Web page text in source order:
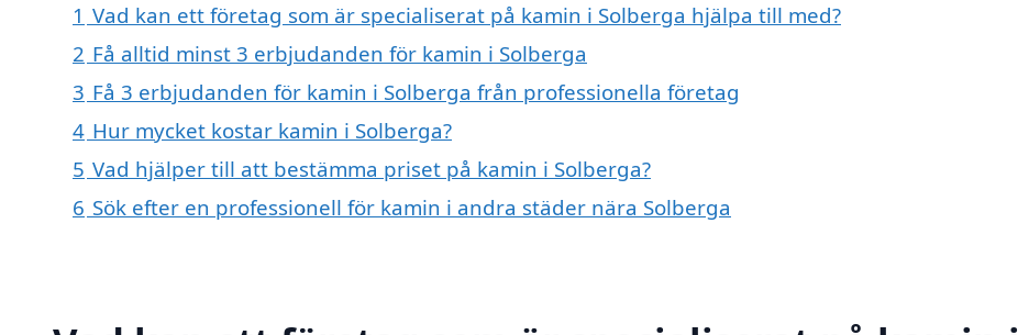
1 Vad kan ett företag som är specialiserat på kamin i Solberga hjälpa till med?
2 Få alltid minst 3 erbjudanden för kamin i Solberga
3 Få 3 erbjudanden för kamin i Solberga från professionella företag
4 Hur mycket kostar kamin i Solberga?
5 Vad hjälper till att bestämma priset på kamin i Solberga?
6 Sök efter en professionell för kamin i andra städer nära Solberga